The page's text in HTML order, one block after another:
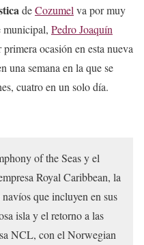
deCozumel va por muy
municipal, Pedro Joaquín
ocasión en esta nueva
una semana en la que se
cuatro en un solo día.
of the Seas y el
Royal Caribbean, la
que incluyen en sus
isla y el retorno a las
NCL, con el Norwegian